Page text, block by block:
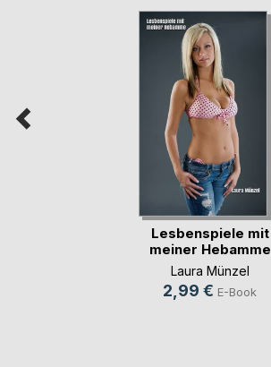
Lesbenspiele mit
meiner Hebamme
Laura Münzel
2,99 € E-Book